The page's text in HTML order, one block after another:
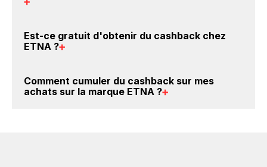
compte de vos éventuels bonus.
promo sur les produits ETNA. Choisissez un site e-
Est-ce gratuit d'obtenir du cashback chez
ETNA ?
compte gratuitement pour cumuler vos réductions
cashback sur vos achats sur la marque ETNA. Oui,
Comment cumuler du cashback sur mes
achats sur la marque ETNA ?